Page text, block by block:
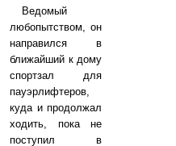
Ведомый
любопытством, он
направился в
ближайший к дому
спортзал для
пауэрлифтеров,
куда и продолжал
ходить, пока не
поступил в